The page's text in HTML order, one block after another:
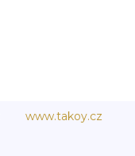
www.takoy.cz